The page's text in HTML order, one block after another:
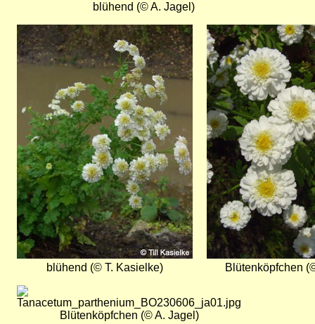
blühend (© A. Jagel)
Bild
blühend (© T. Kasielke)
Bild
Blütenköpfchen
Bild
Blütenköpfchen (© A. Jagel)